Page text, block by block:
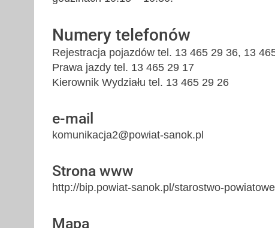
Numery telefonów
Rejestracja pojazdów tel. 13 465 29 36, 13
Prawa jazdy tel. 13 465 29 17
Kierownik Wydziału tel. 13 465 29 26
e-mail
komunikacja2@powiat-sanok.pl
Strona www
http://bip.powiat-sanok.pl/starostwo-
Mapa